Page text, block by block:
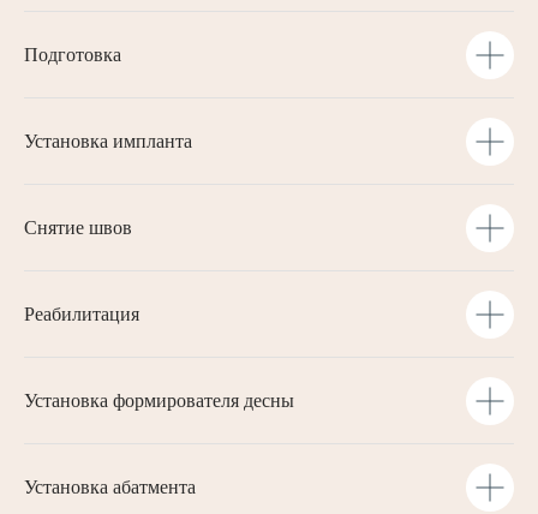
Подготовка
Установка импланта
Снятие швов
Реабилитация
Установка формирователя десны
Установка абатмента